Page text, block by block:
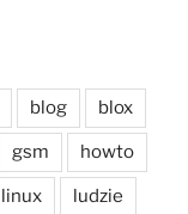
blog blox
gsm howto
linux ludzie